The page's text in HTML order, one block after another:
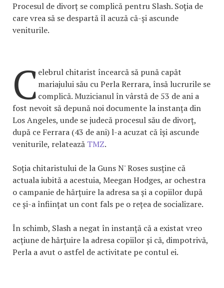
Procesul de divorț se complică pentru Slash. Soția de
care vrea să se despartă îl acuză că-și ascunde
veniturile.
C elebrul chitarist încearcă să pună capăt
mariajului său cu Perla Rerrara, însă lucrurile se
complică. Muzicianul în vârstă de 53 de ani a
fost nevoit să depună noi documente la instanța din
Los Angeles, unde se judecă procesul său de divorț,
după ce Ferrara (43 de ani) l-a acuzat că își ascunde
veniturile, relatează TMZ.
Soția chitaristului de la Guns N' Roses susține că
actuala iubită a acestuia, Meegan Hodges, ar ochestra
o campanie de hărțuire la adresa sa și a copiilor după
ce și-a înființat un cont fals pe o rețea de socializare.
În schimb, Slash a negat în instanță că a existat vreo
acțiune de hărțuire la adresa copiilor și că, dimpotrivă,
Perla a avut o astfel de activitate pe contul ei.